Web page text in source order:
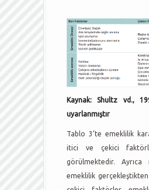
Kaynak: Shultz vd.,
uyarlanmıştır
Tablo 3’te emeklilik
itici ve çekici
görülmektedir.
emeklilik